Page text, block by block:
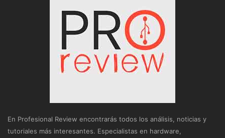
En Profesional Review encontrarás todos los análisis, noticias y
tutoriales más interesantes. Especialistas en hardware,